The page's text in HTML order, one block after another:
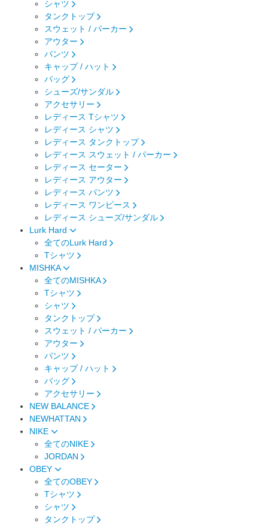
シャツ
タンクトップ
スウェット / パーカー
アウター
パンツ
キャップ / ハット
バッグ
シューズ/サンダル
アクセサリー
レディース Tシャツ
レディース シャツ
レディース タンクトップ
レディース スウェット / パーカー
レディース セーター
レディース アウター
レディース パンツ
レディース ワンピース
レディース シューズ/サンダル
Lurk Hard
全てのLurk Hard
Tシャツ
MISHKA
全てのMISHKA
Tシャツ
シャツ
タンクトップ
スウェット / パーカー
アウター
パンツ
キャップ / ハット
バッグ
アクセサリー
NEW BALANCE
NEWHATTAN
NIKE
全てのNIKE
JORDAN
OBEY
全てのOBEY
Tシャツ
シャツ
タンクトップ